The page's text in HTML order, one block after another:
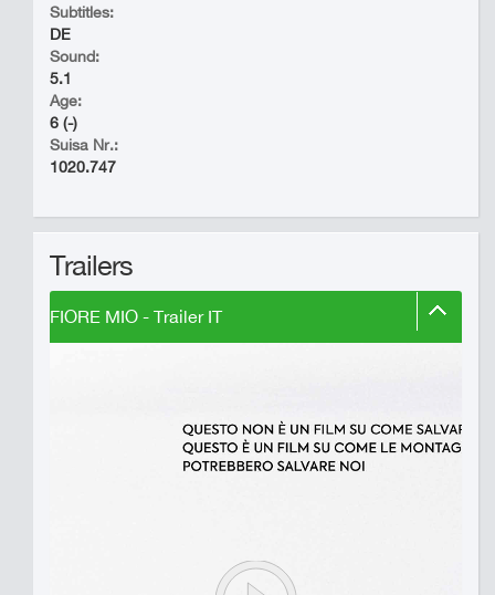
Subtitles:
DE
Sound:
5.1
Age:
6 (-)
Suisa Nr.:
1020.747
Trailers
FIORE MIO - Trailer IT